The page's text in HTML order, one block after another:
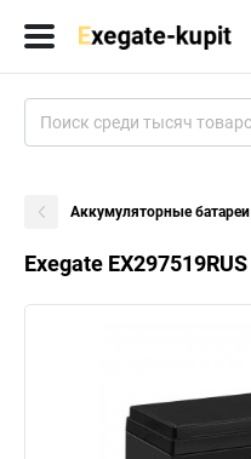
Аккумуляторные батареи
Exegate EX297519RUS